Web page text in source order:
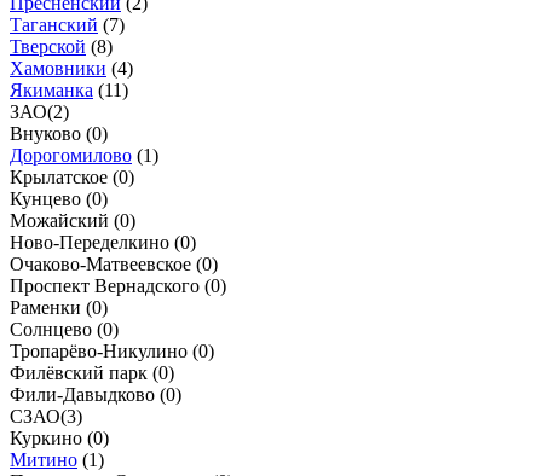
Таганский (7)
Тверской (8)
Хамовники (4)
Якиманка (11)
ЗАО(2)
Внуково (0)
Дорогомилово (1)
Крылатское (0)
Кунцево (0)
Можайский (0)
Ново-Переделкино (0)
Очаково-Матвеевское (0)
Проспект Вернадского (0)
Раменки (0)
Солнцево (0)
Тропарёво-Никулино (0)
Филёвский парк (0)
Фили-Давыдково (0)
СЗАО(3)
Куркино (0)
Митино (1)